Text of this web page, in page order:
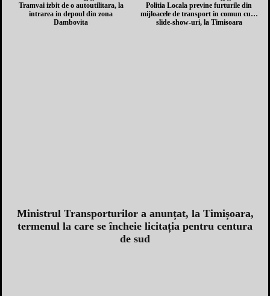
Tramvai izbit de o autoutilitara, la
intrarea in depoul din zona
Dambovita
Politia Locala previne furturile din
mijloacele de transport in comun cu…
slide-show-uri, la Timisoara
Ministrul Transporturilor a anunțat, la Timișoara,
termenul la care se încheie licitația pentru centura
de sud